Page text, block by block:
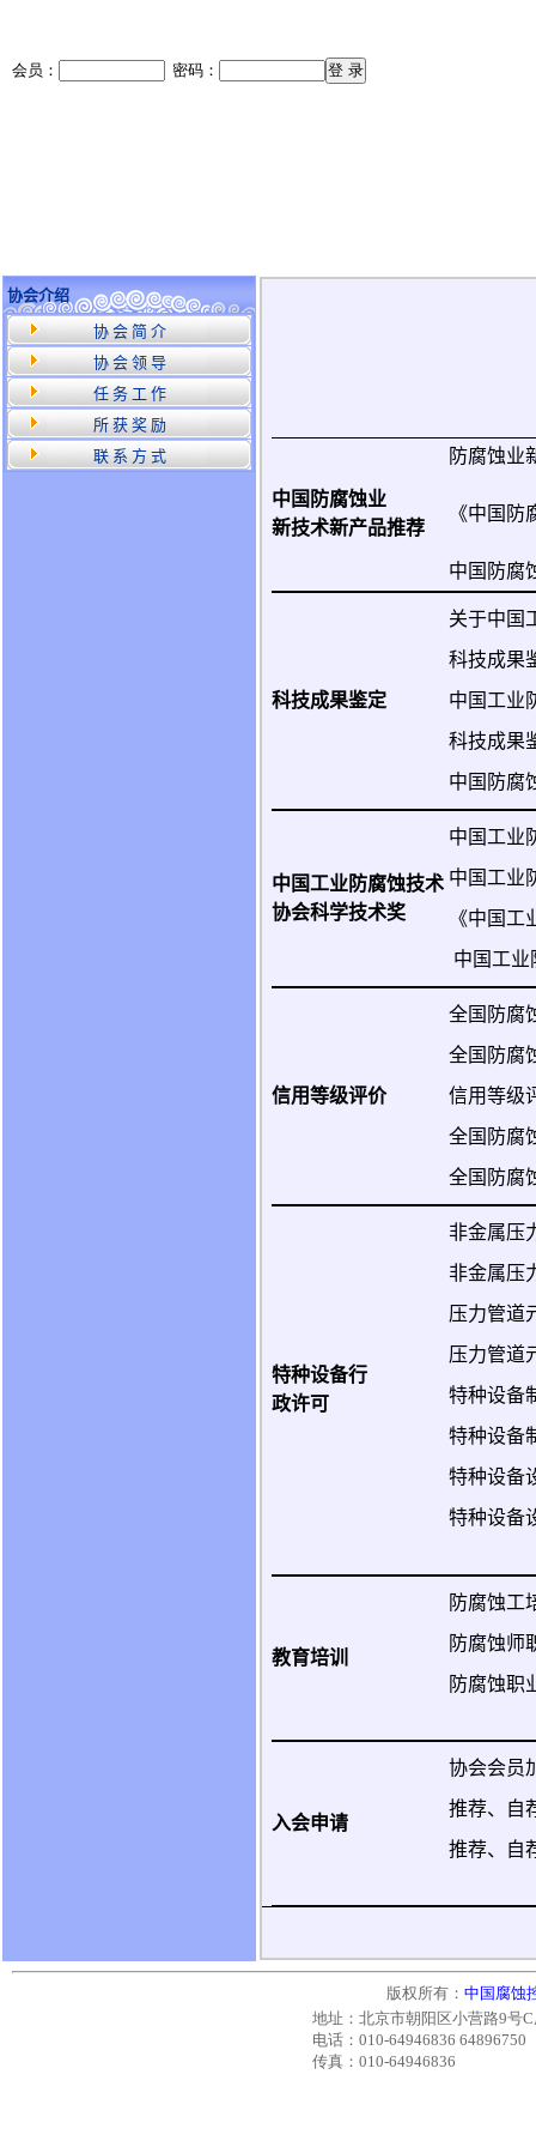
协会介绍
协 会 简 介
协 会 领 导
任 务 工 作
所 获 奖 励
联 系 方 式
中国防腐蚀业
新技术新产品推荐
防腐蚀业
《中国
中国防腐
科技成果鉴定
关于中国
科技成果
中国工业
科技成果
中国防腐
中国工业防腐蚀技术
协会科学技术奖
中国工业
中国工业
《中国
中国工业
信用等级评价
全国防腐
全国防腐
信用等级
全国防腐
全国防腐
特种设备行
政许可
非金属压
非金属压
压力管道
压力管道
特种设备
特种设备
特种设备
特种设备
教育培训
防腐蚀工
防腐蚀师
防腐蚀职
入会申请
协会会员
推荐、自
推荐、自